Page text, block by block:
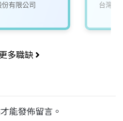
有限公司 台灣大
多職缺
能發佈留言。